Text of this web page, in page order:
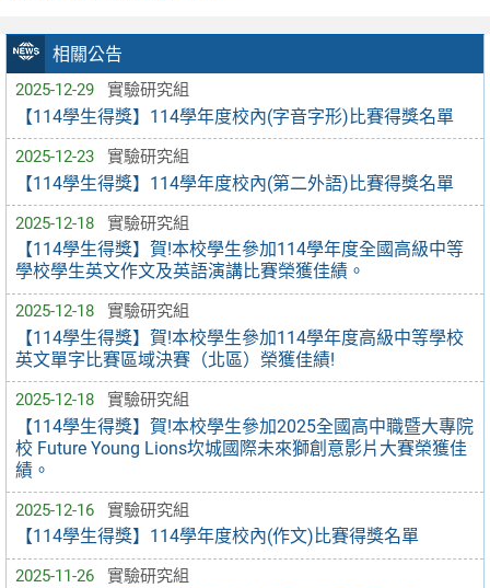
相關公告
2025-12-29 實驗研究組
【114學生得獎】114學年度校內(字音字形)比賽得獎名單
2025-12-23 實驗研究組
【114學生得獎】114學年度校內(第二外語)比賽得獎名單
2025-12-18 實驗研究組
【114學生得獎】賀!本校學生參加114學年度全國高級中等
學校學生英文作文及英語演講比賽榮獲佳績。
2025-12-18 實驗研究組
【114學生得獎】賀!本校學生參加114學年度高級中等學校
英文單字比賽區域決賽（北區）榮獲佳績!
2025-12-18 實驗研究組
【114學生得獎】賀!本校學生參加2025全國高中職暨大專院
校 Future Young Lions坎城國際未來獅創意影片大賽榮獲佳
績。
2025-12-16 實驗研究組
【114學生得獎】114學年度校內(作文)比賽得獎名單
2025-11-26 實驗研究組